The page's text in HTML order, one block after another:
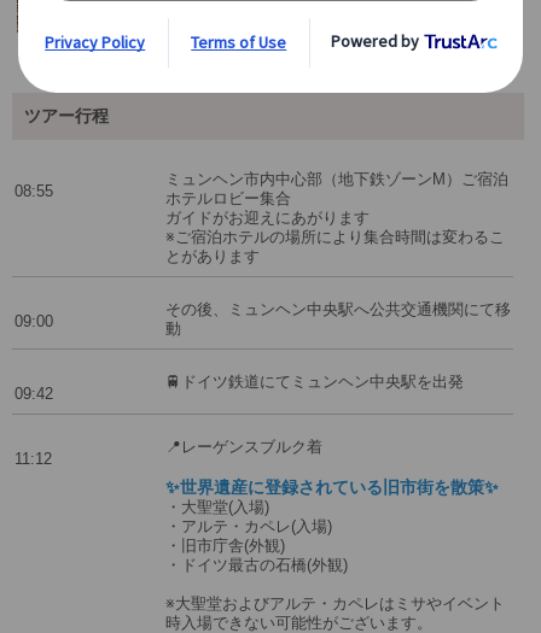
ツアー行程
08:55
ミュンヘン市内中心部（地下鉄ゾーンM）ご宿泊
ホテルロビー集合
ガイドがお迎えにあがります
※ご宿泊ホテルの場所により集合時間は変わるこ
とがあります
09:00
その後、ミュンヘン中央駅へ公共交通機関にて移
動
09:42
🚆ドイツ鉄道にてミュンヘン中央駅を出発
11:12
📍レーゲンスブルク着
✨世界遺産に登録されている旧市街を散策✨
・大聖堂(入場)
・アルテ・カペレ(入場)
・旧市庁舎(外観)
・ドイツ最古の石橋(外観)
※大聖堂およびアルテ・カペレはミサやイベント
時入場できない可能性がございます。